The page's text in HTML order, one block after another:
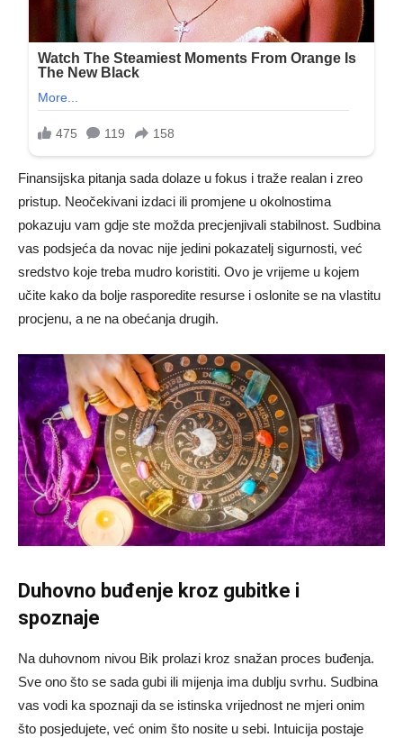
Finansijska pitanja sada dolaze u fokus i traže realan i zreo
pristup. Neočekivani izdaci ili promjene u okolnostima
pokazuju vam gdje ste možda precjenjivali stabilnost. Sudbina
vas podsjeća da novac nije jedini pokazatelj sigurnosti, već
sredstvo koje treba mudro koristiti. Ovo je vrijeme u kojem
učite kako da bolje rasporedite resurse i oslonite se na vlastitu
procjenu, a ne na obećanja drugih.
Duhovno buđenje kroz gubitke i
spoznaje
Na duhovnom nivou Bik prolazi kroz snažan proces buđenja.
Sve ono što se sada gubi ili mijenja ima dublju svrhu. Sudbina
vas vodi ka spoznaji da se istinska vrijednost ne mjeri onim
što posjedujete, već onim što nosite u sebi. Intuicija postaje